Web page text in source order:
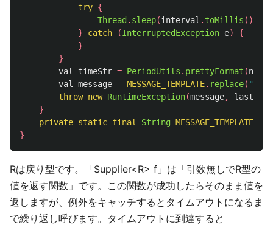
try {
Thread . sleep(interval . toMillis ());
}
catch (InterruptedException e)
{
}
}
val
timeStr = PeriodUtils . prettyFormat (now
val
message = MESSAGE_TEMPLATE. replace(
throw new RuntimeException(message,
}
private static final String MESSAGE_TEMPLATE
}
Rは戻り型です。「Supplier<R> f」は「引数無しでR型の
値を返す関数」です。この関数が成功したらそのまま値を
返しますが、例外をキャッチするとタイムアウトになるま
で繰り返し呼びます。タイムアウトに到達すると